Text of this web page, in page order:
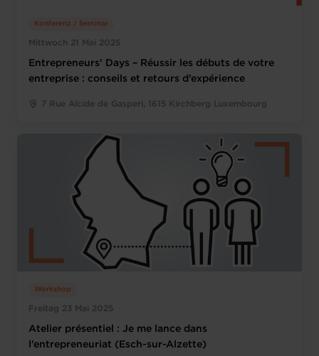
Mittwoch 21 Mai 2025
Konferenz / Seminar
Entrepreneurs' Days – Réussir les débuts de votre
entreprise : conseils et retours d’expérience
7 Rue Alcide de Gasperi, 1615 Kirchberg Luxembourg
Freitag 23 Mai 2025
Workshop
Atelier présentiel : Je me lance dans
l’entrepreneuriat (Esch-sur-Alzette)